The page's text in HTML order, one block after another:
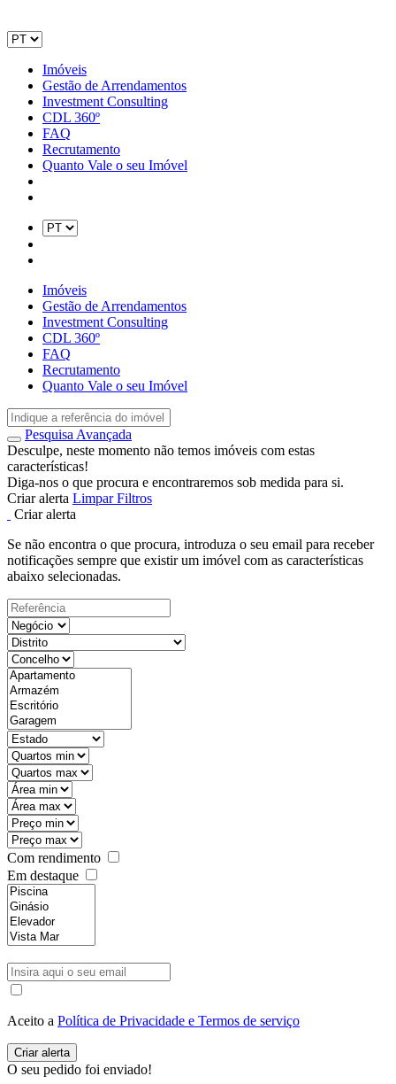
Imóveis
Gestão de Arrendamentos
Investment Consulting
CDL 360º
FAQ
Recrutamento
Quanto Vale o seu Imóvel
Imóveis
Gestão de Arrendamentos
Investment Consulting
CDL 360º
FAQ
Recrutamento
Quanto Vale o seu Imóvel
Pesquisa Avançada
Desculpe, neste momento não temos imóveis com estas
características!
Diga-nos o que procura e encontraremos sob medida para si.
Criar alerta Limpar Filtros
Criar alerta
Se não encontra o que procura, introduza o seu email para receber
notificações sempre que existir um imóvel com as características
abaixo selecionadas.
Com rendimento
Em destaque
Aceito a Política de Privacidade e Termos de serviço
O seu pedido foi enviado!